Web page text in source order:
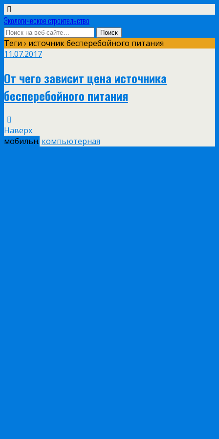
Экологическое строительство
Теги › источник бесперебойного питания
11.07.2017
От чего зависит цена источника
бесперебойного питания
Наверх
мобильн. компьютерная